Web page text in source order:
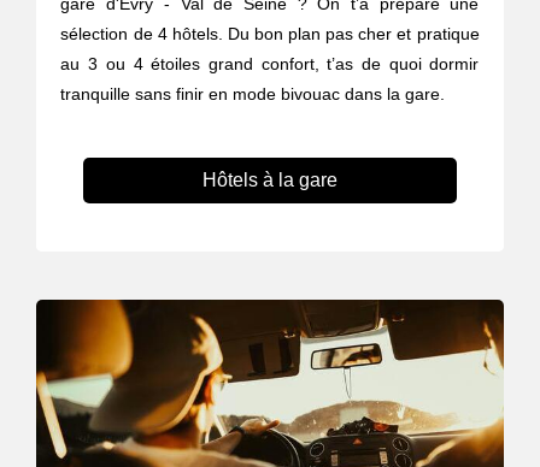
sélection de 4 hôtels. Du bon plan pas cher et pratique
au 3 ou 4 étoiles grand confort, t’as de quoi dormir
tranquille sans finir en mode bivouac dans la gare.
Hôtels à la gare